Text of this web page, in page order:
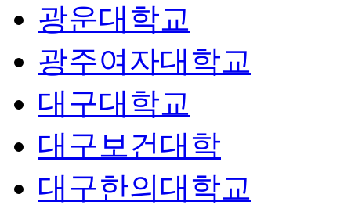
광운대학교
광주여자대학교
대구대학교
대구보건대학
대구한의대학교